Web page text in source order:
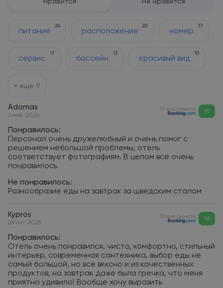
питание
24
расположение
23
номер
17
сервис
17
бассейн
13
красивый вид
10
+ еще 9
Adomas
6 янв. 2026
Отзыв туриста 10
Понравилось:
Персонал очень дружелюбный и очень помог с
решением небольшой проблемы, отель
соответствует фотографиям. В целом всё очень
понравилось
Не понравилось:
Разнообразие еды на завтрак за шведским сталом
Kypros
28 окт. 2025
Отзыв туриста 10
Понравилось:
Отель очень понравился, чисто, комфортно, стильный
интерьер, современная сантехника, выбор еды не
самый большой, но всё вкксно и из качественных
продуктов, на завтрак даже была гречка, что меня
приятно удивило! Вообще хочу выразить